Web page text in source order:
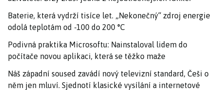
Baterie, která vydrží tisíce let. „Nekonečný“ zdroj energie
odolá teplotám od -100 do 200 °C
Podivná praktika Microsoftu: Nainstaloval lidem do
počítače novou aplikaci, která se těžko maže
Náš západní soused zavádí nový televizní standard, Češi o
něm jen mluví. Sjednotí klasické vysílání a internetové